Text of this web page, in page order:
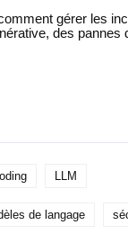
gérer les
des pannes
LLM
de langage